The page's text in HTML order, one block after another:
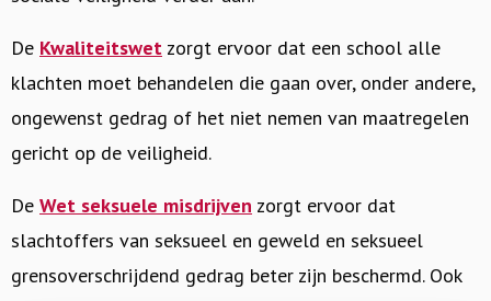
De Kwaliteitswet zorgt ervoor dat een school alle
klachten moet behandelen die gaan over, onder andere,
ongewenst gedrag of het niet nemen van maatregelen
gericht op de veiligheid.
De Wet seksuele misdrijven zorgt ervoor dat
slachtoffers van seksueel en geweld en seksueel
grensoverschrijdend gedrag beter zijn beschermd. Ook